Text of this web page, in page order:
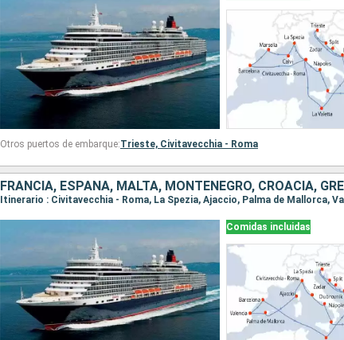
Otros puertos de embarque:Trieste, Civitavecchia - Roma
FRANCIA, ESPAÑA, MALTA, MONTENEGRO, CROACIA,
Comidas incluidas